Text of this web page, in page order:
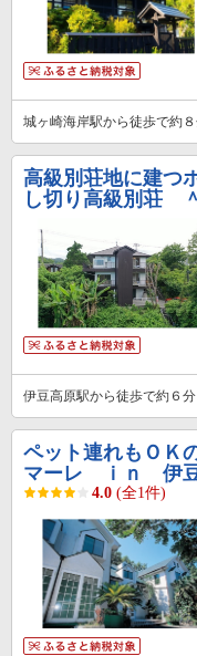
城ヶ崎海岸駅から徒歩で約
高級別荘地に建つ
し切り高級別荘 ＾
伊豆高原駅から徒歩で約６分
ペット連れもＯＫ
マーレ ｉｎ 伊
4.0 (全1件)